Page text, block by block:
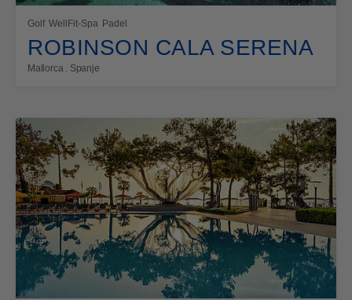
Golf WellFit-Spa Padel
ROBINSON CALA SERENA
Mallorca . Spanje